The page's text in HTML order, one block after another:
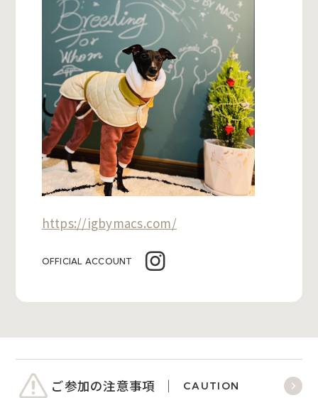
https://igbymacs.com/
OFFICIAL ACCOUNT
ご参加の注意事項 CAUTION